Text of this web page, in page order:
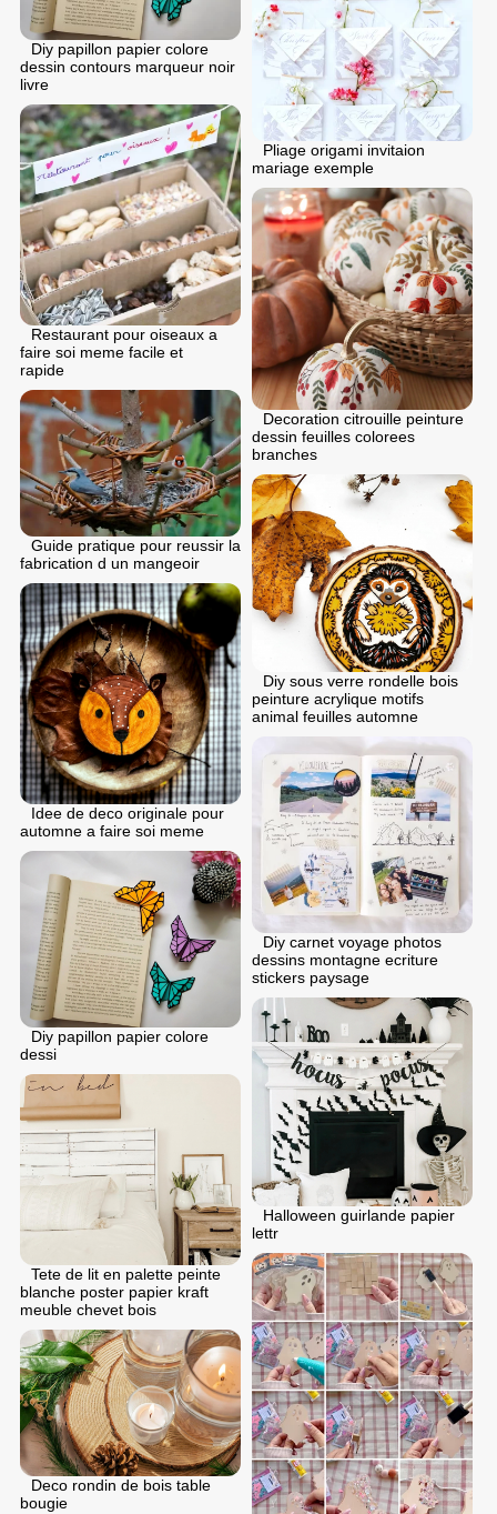
Diy papillon papier colore
dessin contours marqueur noir
livre
Pliage origami invitaion
mariage exemple
Restaurant pour oiseaux a
faire soi meme facile et
rapide
Decoration citrouille peinture
dessin feuilles colorees
branches
Guide pratique pour reussir la
fabrication d un mangeoir
Diy sous verre rondelle bois
peinture acrylique motifs
animal feuilles automne
Idee de deco originale pour
automne a faire soi meme
Diy carnet voyage photos
dessins montagne ecriture
stickers paysage
Diy papillon papier colore
dessi
Halloween guirlande papier
lettr
Tete de lit en palette peinte
blanche poster papier kraft
meuble chevet bois
Deco rondin de bois table
bougie